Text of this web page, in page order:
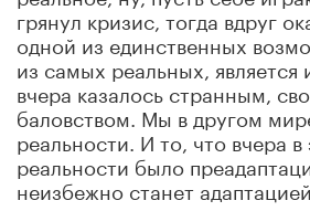
грянул кризис, тогда вдруг
одной из единственных
из самых реальных,
вчера казалось странным,
баловством. Мы в другом
реальности. И то, что вчера
реальности было
неизбежно станет адаптацией.